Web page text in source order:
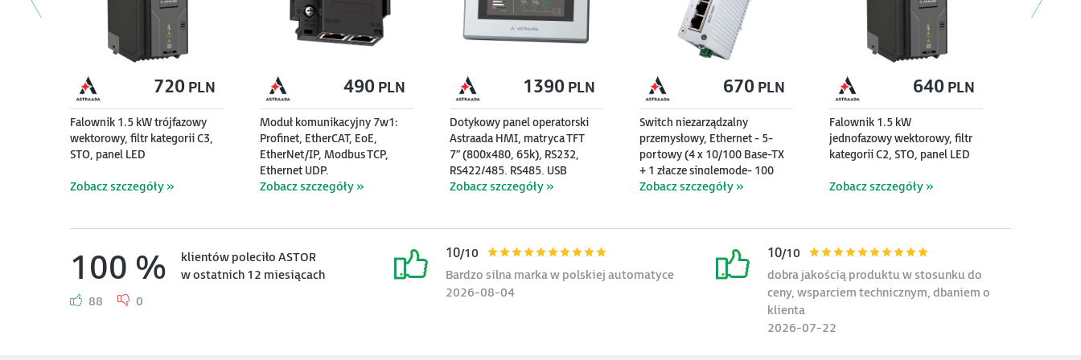
Falownik 1.5 kW trójfazowy
wektorowy, filtr kategorii C3,
STO, panel LED
720 PLN
Zobacz szczegóły »
Moduł komunikacyjny 7w1:
Profinet, EtherCAT, EoE,
EtherNet/IP, Modbus TCP,
Ethernet UDP,
Profinet+Ethernet UDP do
490 PLN
Zobacz szczegóły »
Dotykowy panel operatorski
Astraada HMI, matryca TFT
7” (800x480, 65k), RS232,
RS422/485, RS485, USB
Client/Host, Ethernet, 30m
1390 PLN
Zobacz szczegóły »
Switch niezarządzalny
przemysłowy, Ethernet - 5-
portowy (4 x 10/100 Base-TX
+ 1 złącze singlemode- 100
Base-X)
670 PLN
Zobacz szczegóły »
Falownik 1.5 kW
jednofazowy wektorowy, filtr
kategorii C2, STO, panel LED
640 PLN
Zobacz szczegóły »
100 %
klientów poleciło ASTOR
w ostatnich 12 miesiącach
88
0
10/10
Bardzo silna marka w polskiej automatyce
2026-08-04
10/10
dobra jakością produktu w stosunku do
ceny, wsparciem technicznym, dbaniem o
klienta
2026-07-22